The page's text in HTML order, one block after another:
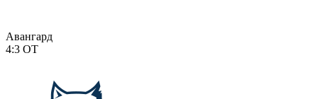
Авангард
4:3 ОТ